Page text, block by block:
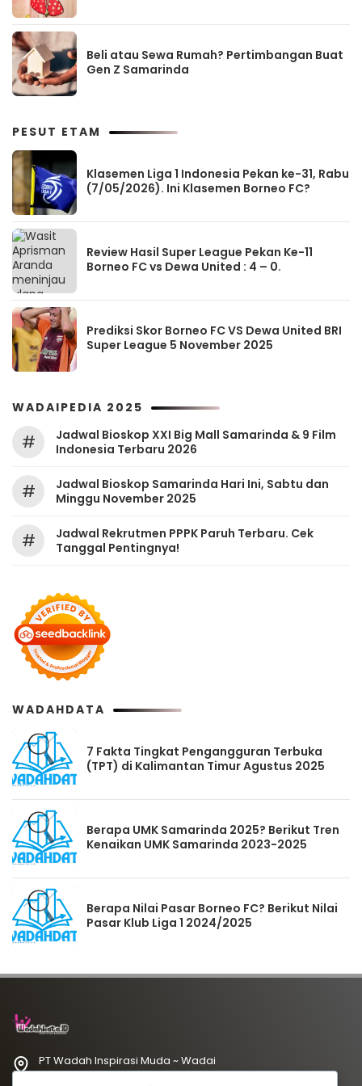
Beli atau Sewa Rumah? Pertimbangan Buat
Gen Z Samarinda
PESUT ETAM
Klasemen Liga 1 Indonesia Pekan ke-31, Rabu
(7/05/2026). Ini Klasemen Borneo FC?
Review Hasil Super League Pekan Ke-11
Borneo FC vs Dewa United : 4 – 0.
Prediksi Skor Borneo FC VS Dewa United BRI
Super League 5 November 2025
WADAIPEDIA 2025
#
Jadwal Bioskop XXI Big Mall Samarinda & 9 Film
Indonesia Terbaru 2026
#
Jadwal Bioskop Samarinda Hari Ini, Sabtu dan
Minggu November 2025
#
Jadwal Rekrutmen PPPK Paruh Terbaru. Cek
Tanggal Pentingnya!
WADAHDATA
7 Fakta Tingkat Pengangguran Terbuka
(TPT) di Kalimantan Timur Agustus 2025
Berapa UMK Samarinda 2025? Berikut Tren
Kenaikan UMK Samarinda 2023-2025
Berapa Nilai Pasar Borneo FC? Berikut Nilai
Pasar Klub Liga 1 2024/2025
PT Wadah Inspirasi Muda ~ Wadai